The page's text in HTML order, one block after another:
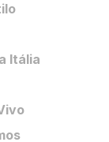
Itália